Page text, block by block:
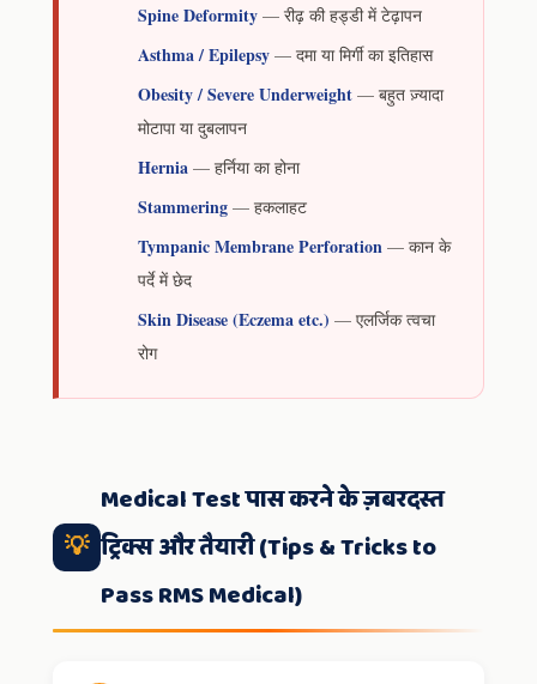
Spine Deformity — रीढ़ की हड्डी में टेढ़ापन
Asthma / Epilepsy — दमा या मिर्गी का इतिहास
Obesity / Severe Underweight — बहुत ज़्यादा
मोटापा या दुबलापन
Hernia — हर्निया का होना
Stammering — हकलाहट
Tympanic Membrane Perforation — कान के
पर्दे में छेद
Skin Disease (Eczema etc.) — एलर्जिक त्वचा
रोग
💡
Medical Test पास करने के ज़बरदस्त
ट्रिक्स और तैयारी (Tips & Tricks to
Pass RMS Medical)